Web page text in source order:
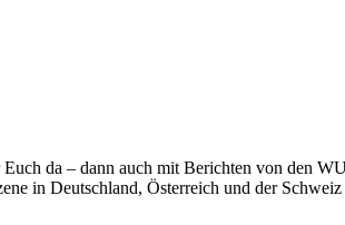
da – dann auch mit Berichten von den
in Deutschland, Österreich und der